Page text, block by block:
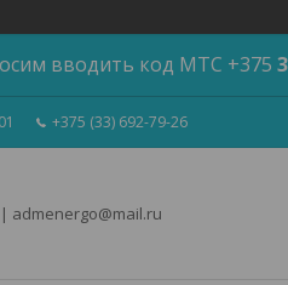
вводить код МТС +375
+375 (33) 692-79-26